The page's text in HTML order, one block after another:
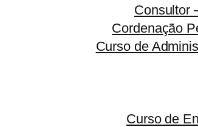
Consultor
Cordenação
Curso de
Curso de